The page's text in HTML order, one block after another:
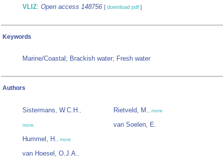
VLIZ: Open access 148756 [ download pdf ]
Keywords
Marine/Coastal; Brackish water; Fresh water
Authors
Sistermans, W.C.H.,
more
Hummel, H., more
van Hoesel, O.J.A.,
Rietveld, M., more
van Soelen, E.